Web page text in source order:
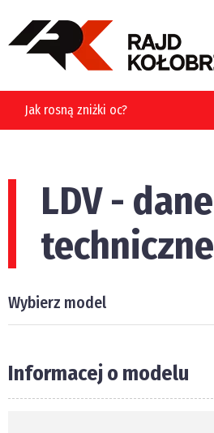
Jak rosną zniżki oc?
LDV - dane
techniczne
Wybierz model
Informacej o modelu